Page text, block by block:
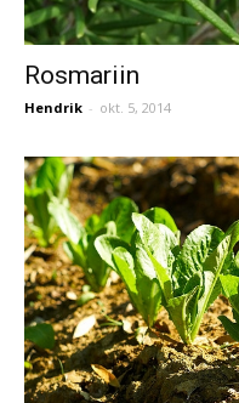
Rosmariin
Hendrik - okt. 5, 2014